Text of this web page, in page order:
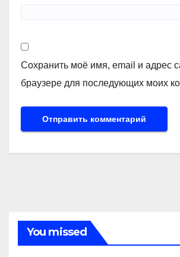
Сохранить моё имя, email и адрес
браузере для последующих моих
You missed